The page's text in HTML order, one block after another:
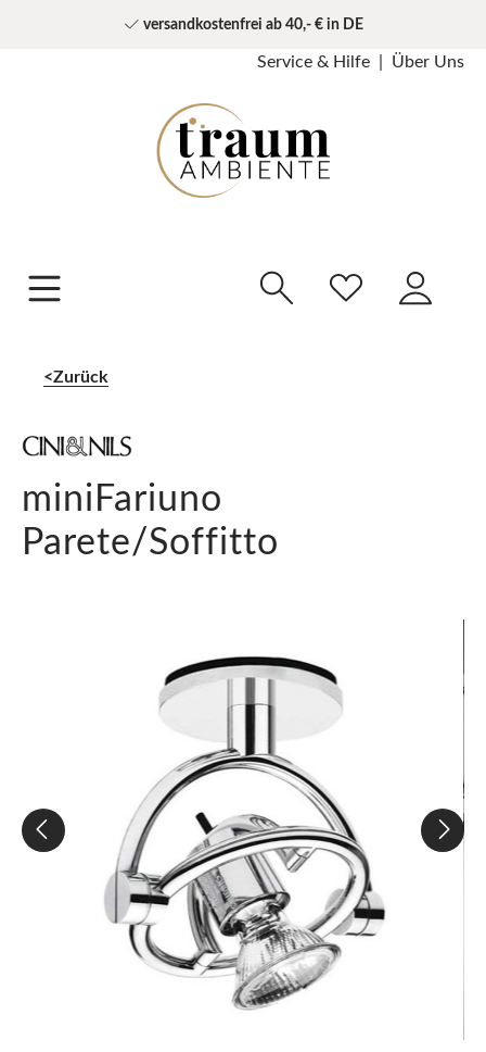
versandkostenfrei ab 40,- € in DE
Service & Hilfe Über Uns
Zurück
miniFariuno
Parete/Soffitto